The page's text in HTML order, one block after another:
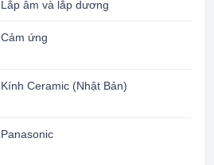
Lắp âm và lắp dương
Cảm ứng
Kính Ceramic (Nhật Bản)
Panasonic